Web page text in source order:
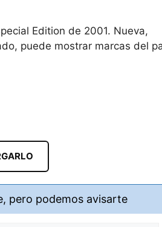
Edition de 2001. Nueva,
puede mostrar marcas del
pero podemos avisarte